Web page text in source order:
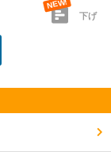
下げ